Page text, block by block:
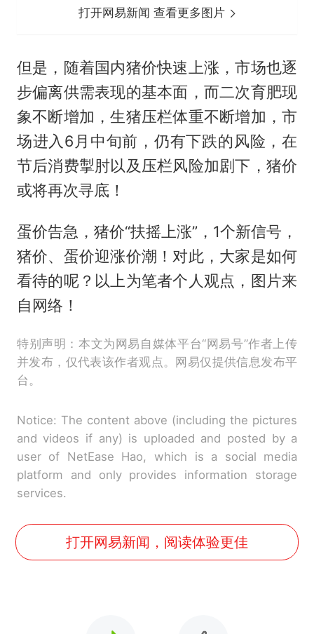
打开网易新闻 查看更多图片
但是，随着国内猪价快速上涨，市场也逐
步偏离供需表现的基本面，而二次育肥现
象不断增加，生猪压栏体重不断增加，市
场进入6月中旬前，仍有下跌的风险，在
节后消费掣肘以及压栏风险加剧下，猪价
或将再次寻底！
蛋价告急，猪价“扶摇上涨”，1个新信号，
猪价、蛋价迎涨价潮！对此，大家是如何
看待的呢？以上为笔者个人观点，图片来
自网络！
特别声明：本文为网易自媒体平台“网易号”作者上传
并发布，仅代表该作者观点。网易仅提供信息发布平
台。
Notice: The content above (including the pictures
and videos if any) is uploaded and posted by a
user of NetEase Hao, which is a social media
platform and only provides information storage
services.
打开网易新闻，阅读体验更佳